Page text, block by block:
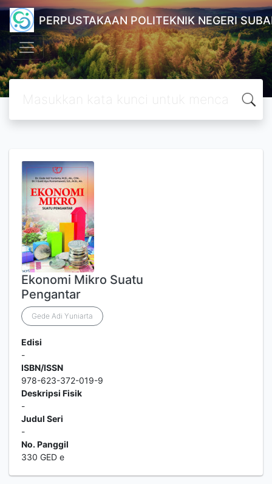
PERPUSTAKAAN POLITEKNIK NEGERI
Ekonomi Mikro Suatu
Pengantar
Gede Adi Yuniarta
Edisi
-
ISBN/ISSN
978-623-372-019-9
Deskripsi Fisik
-
Judul Seri
-
No. Panggil
330 GED e